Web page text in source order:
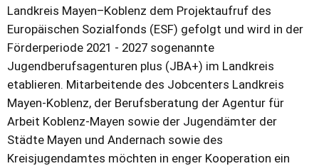
Landkreis Mayen–Koblenz dem Projektaufruf des
Europäischen Sozialfonds (ESF) gefolgt und wird in der
Förderperiode 2021 - 2027 sogenannte
Jugendberufsagenturen plus (JBA+) im Landkreis
etablieren. Mitarbeitende des Jobcenters Landkreis
Mayen-Koblenz, der Berufsberatung der Agentur für
Arbeit Koblenz-Mayen sowie der Jugendämter der
Städte Mayen und Andernach sowie des
Kreisjugendamtes möchten in enger Kooperation ein